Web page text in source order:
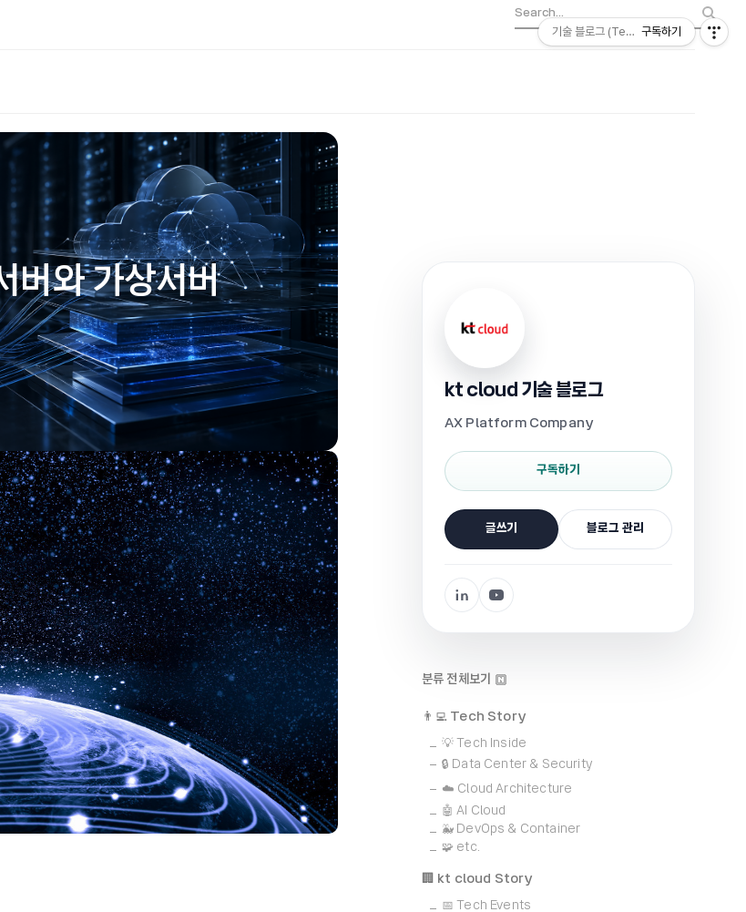
와 가상서버
kt cloud 기술 블로그
AX Platform Company
구독하기
글쓰기 블로그 관리
분류 전체보기
👨‍💻 Tech Story
💡 Tech Inside
🔒 Data Center & Security
☁️ Cloud Architecture
🤖 AI Cloud
🐳 DevOps & Container
🧩 etc.
🏢 kt cloud Story
📅 Tech Events
기술 블로그 (Tech) | kt cloud
구독하기